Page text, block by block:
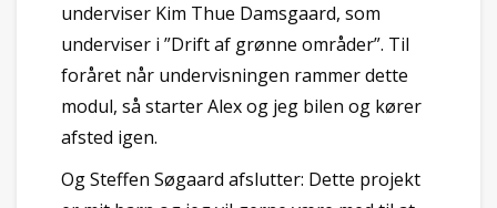
underviser Kim Thue Damsgaard, som
underviser i ”Drift af grønne områder”. Til
foråret når undervisningen rammer dette
modul, så starter Alex og jeg bilen og kører
afsted igen.
Og Steffen Søgaard afslutter: Dette projekt